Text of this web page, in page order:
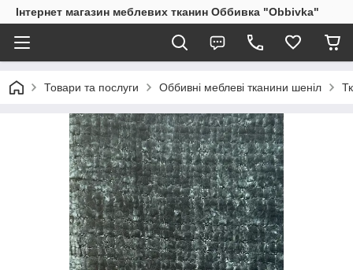
Інтернет магазин меблевих тканин Оббивка "Obbivka"
Товари та послуги Оббивні меблеві тканини шеніл